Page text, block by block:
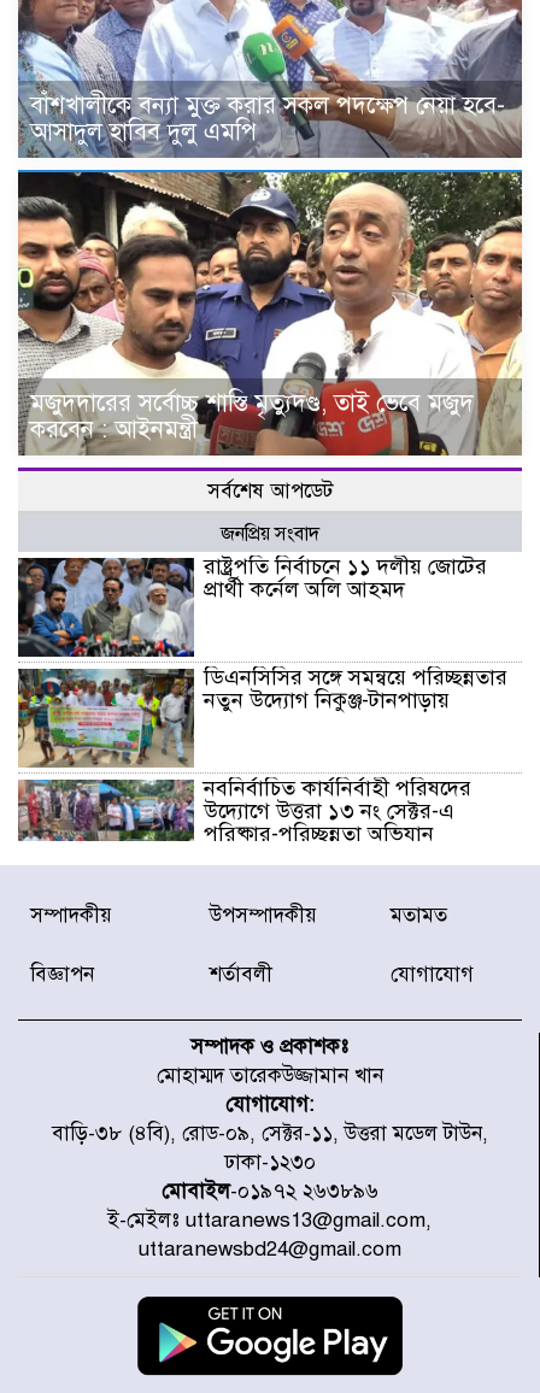
বাঁশখালীকে বন্যা মুক্ত করার সকল পদক্ষেপ নেয়া হবে-
আসাদুল হাবিব দুলু এমপি
মজুদদারের সর্বোচ্চ শাস্তি মৃত্যুদণ্ড, তাই ভেবে মজুদ
করবেন : আইনমন্ত্রী
সর্বশেষ আপডেট
জনপ্রিয় সংবাদ
রাষ্ট্রপতি নির্বাচনে ১১ দলীয় জোটের
প্রার্থী কর্নেল অলি আহমদ
ডিএনসিসির সঙ্গে সমন্বয়ে পরিচ্ছন্নতার
নতুন উদ্যোগ নিকুঞ্জ-টানপাড়ায়
নবনির্বাচিত কার্যনির্বাহী পরিষদের
উদ্যোগে উত্তরা ১৩ নং সেক্টর-এ
পরিষ্কার-পরিচ্ছন্নতা অভিযান
ডিএমপির অভিযানে ২৪ ঘণ্টায় গ্রেপ্তার
৫০৪, উদ্ধার মাদক-অস্ত্র
সাগরে অবমুক্ত
মাতারবাড়ী পৌঁছে নির্ধারিত কর্মসূচিতে
যোগ দিয়েছেন প্রধানমন্ত্রী
জাতীয় সাংবাদিক সংস্থার পিরোজপুর
জেলা কমিটি অনুমোদন
গণঅভ্যুত্থানের তথ্য বিশ্বমিডিয়ায় পৌঁছে
দিতেন আদীব, গুমের চেষ্টা ৩ বার
সম্পাদকীয় উপসম্পাদকীয় মতামত
বিজ্ঞাপন শর্তাবলী যোগাযোগ
সম্পাদক ও প্রকাশকঃ
মোহাম্মদ তারেকউজ্জামান খান
যোগাযোগ:
বাড়ি-৩৮ (৪বি), রোড-০৯, সেক্টর-১১, উত্তরা মডেল টাউন,
ঢাকা-১২৩০
মোবাইল-০১৯৭২ ২৬৩৮৯৬
ই-মেইলঃ uttaranews13@gmail.com,
uttaranewsbd24@gmail.com